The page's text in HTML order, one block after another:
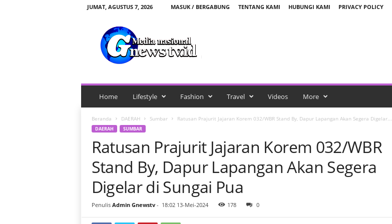
JUMAT, AGUSTUS 7, 2026 MASUK / BERGABUNG TENTANG KAMI HUBUNGI KAMI PRIVACY POLICY
v
i
Home Lifestyle Fashion Travel Videos More
Beranda DAERAH Sumbar Ratusan Prajurit Jajaran Korem 032/WBR Stand By, Dapur Lapangan Akan Segera Digelar...
DAERAH SUMBAR
Ratusan Prajurit Jajaran Korem 032/WBR
Stand By, Dapur Lapangan Akan Segera
Digelar di Sungai Pua
Penulis Admin Gnewstv- 18:02 13-Mei-2024 178 0